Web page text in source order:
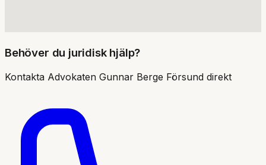
Behöver du juridisk hjälp?
Kontakta Advokaten Gunnar Berge Försund direkt